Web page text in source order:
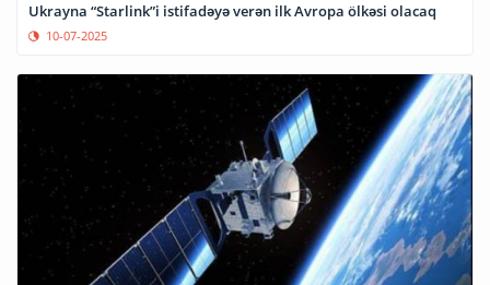
Ukrayna “Starlink”i istifadəyə verən ilk Avropa ölkəsi olacaq
10-07-2025